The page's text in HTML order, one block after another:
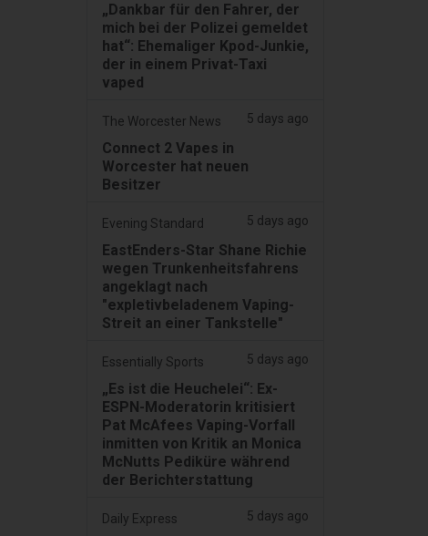
„Dankbar für den Fahrer, der
mich bei der Polizei gemeldet
hat“: Ehemaliger Kpod-Junkie,
der in einem Privat-Taxi
vaped
The Worcester News 5 days ago
Connect 2 Vapes in
Worcester hat neuen
Besitzer
Evening Standard 5 days ago
EastEnders-Star Shane Richie
wegen Trunkenheitsfahrens
angeklagt nach
"expletivbeladenem Vaping-
Streit an einer Tankstelle"
Essentially Sports 5 days ago
„Es ist die Heuchelei“: Ex-
ESPN-Moderatorin kritisiert
Pat McAfees Vaping-Vorfall
inmitten von Kritik an Monica
McNutts Pediküre während
der Berichterstattung
Daily Express 5 days ago